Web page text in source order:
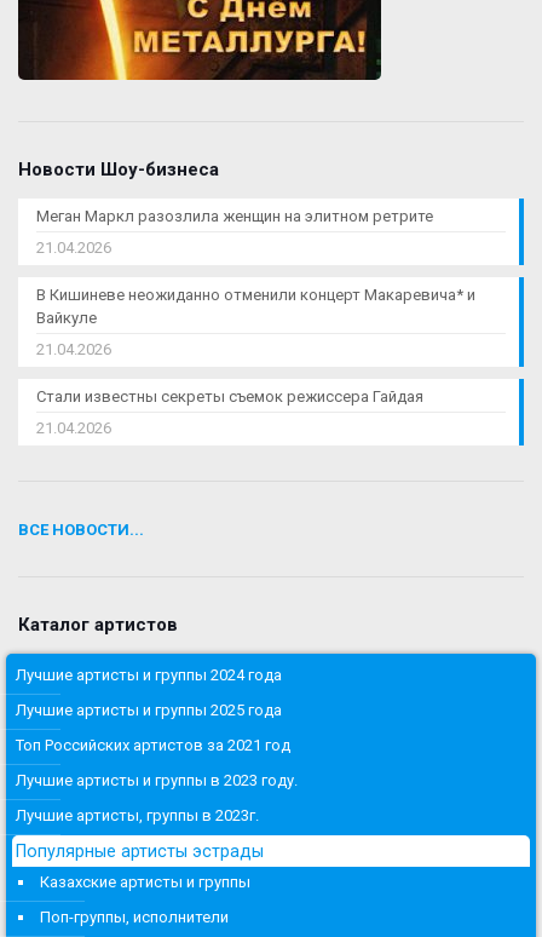
Новости Шоу-бизнеса
Меган Маркл разозлила женщин на элитном ретрите
21.04.2026
В Кишиневе неожиданно отменили концерт Макаревича* и
Вайкуле
21.04.2026
Стали известны секреты съемок режиссера Гайдая
21.04.2026
ВСЕ НОВОСТИ...
Каталог артистов
Лучшие артисты и группы 2024 года
Лучшие артисты и группы 2025 года
Топ Российских артистов за 2021 год
Лучшие артисты и группы в 2023 году.
Лучшие артисты, группы в 2023г.
Популярные артисты эстрады
Казахские артисты и группы
Поп-группы, исполнители